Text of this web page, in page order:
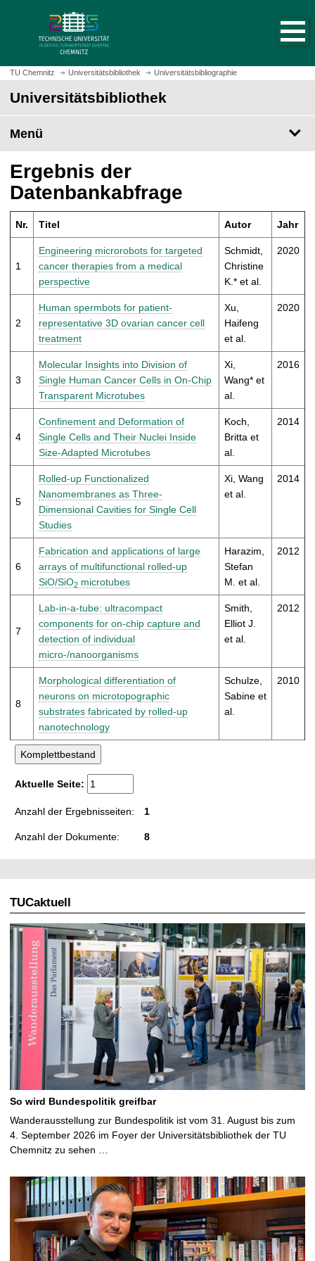
z
m
t
e
i
t
u
f
u
f
n
TU Chemnitz Universitätsbibliothek Universitätsbibliographie
Universitätsbibliothek
Menü
Ergebnis der
Datenbankabfrage
Nr. Titel Autor Jahr
1
Engineering microrobots for targeted
cancer therapies from a medical
perspective
Schmidt,
Christine
K.* et al.
2020
2
Human spermbots for patient-
representative 3D ovarian cancer cell
treatment
Xu,
Haifeng
et al.
2020
3
Molecular Insights into Division of
Single Human Cancer Cells in On-Chip
Transparent Microtubes
Xi,
Wang* et
al.
2016
4
Confinement and Deformation of
Single Cells and Their Nuclei Inside
Size-Adapted Microtubes
Koch,
Britta et
al.
2014
5
Rolled-up Functionalized
Nanomembranes as Three-
Dimensional Cavities for Single Cell
Studies
Xi, Wang
et al.
2014
6
Fabrication and applications of large
arrays of multifunctional rolled-up
SiO/SiO2 microtubes
Harazim,
Stefan
M. et al.
2012
7
Lab-in-a-tube: ultracompact
components for on-chip capture and
detection of individual
micro-/nanoorganisms
Smith,
Elliot J.
et al.
2012
8
Morphological differentiation of
neurons on microtopographic
substrates fabricated by rolled-up
nanotechnology
Schulze,
Sabine et
al.
2010
Aktuelle Seite:
Anzahl der Ergebnisseiten: 1
Anzahl der Dokumente: 8
TUCaktuell
So wird Bundespolitik greifbar
Wanderausstellung zur Bundespolitik ist vom 31. August bis zum
4. September 2026 im Foyer der Universitätsbibliothek der TU
Chemnitz zu sehen …